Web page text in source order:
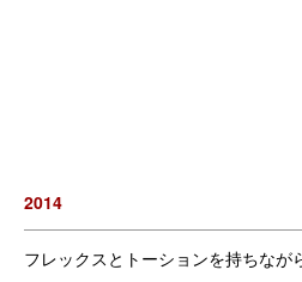
2014
フレックスとトーションを持ちなが